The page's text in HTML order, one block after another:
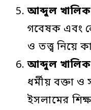
আব্দুল খালিক
গবেষক এবং
ও তত্ত্ব নিয়ে
আব্দুল
ধর্মীয় বক্তা
ইসলামের